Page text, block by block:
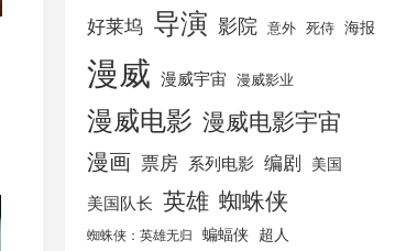
好莱坞 导演 影院 意外 死侍 海报
漫威 漫威宇宙 漫威影业
漫威电影 漫威电影宇宙
漫画 票房 系列电影 编剧 美国
美国队长 英雄 蜘蛛侠
蜘蛛侠：英雄无归 蝙蝠侠 超人